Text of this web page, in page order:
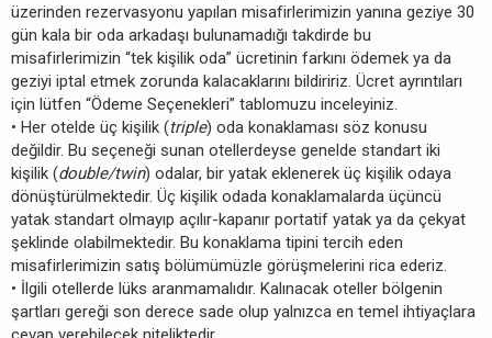
üzerinden rezervasyonu yapılan misafirlerimizin yanına geziye 30
gün kala bir oda arkadaşı bulunamadığı takdirde bu
misafirlerimizin “tek kişilik oda” ücretinin farkını ödemek ya da
geziyi iptal etmek zorunda kalacaklarını bildiririz. Ücret ayrıntıları
için lütfen “Ödeme Seçenekleri” tablomuzu inceleyiniz.
• Her otelde üç kişilik (triple) oda konaklaması söz konusu
değildir. Bu seçeneği sunan otellerdeyse genelde standart iki
kişilik (double/twin) odalar, bir yatak eklenerek üç kişilik odaya
dönüştürülmektedir. Üç kişilik odada konaklamalarda üçüncü
yatak standart olmayıp açılır-kapanır portatif yatak ya da çekyat
şeklinde olabilmektedir. Bu konaklama tipini tercih eden
misafirlerimizin satış bölümümüzle görüşmelerini rica ederiz.
• İlgili otellerde lüks aranmamalıdır. Kalınacak oteller bölgenin
şartları gereği son derece sade olup yalnızca en temel ihtiyaçlara